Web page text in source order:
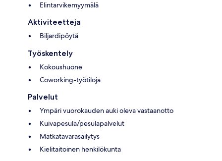
Elintarvikemyymälä
Aktiviteetteja
Biljardipöytä
Työskentely
Kokoushuone
Coworking-työtiloja
Palvelut
Ympäri vuorokauden auki oleva vastaanotto
Kuivapesula/pesulapalvelut
Matkatavarasäilytys
Kielitaitoinen henkilökunta